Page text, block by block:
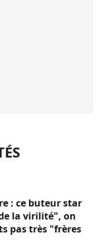
: ce buteur star
la virilité", on
pas très "frères